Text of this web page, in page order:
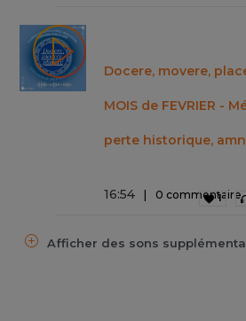
Docere, movere,
MOIS de FEVRIER -
perte historique,
16:54 0 commentaire
1
Afficher des sons